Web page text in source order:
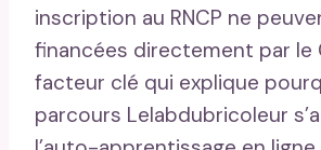
inscription au RNCP ne
financées directement par le
facteur clé qui explique
parcours Lelabdubricoleur